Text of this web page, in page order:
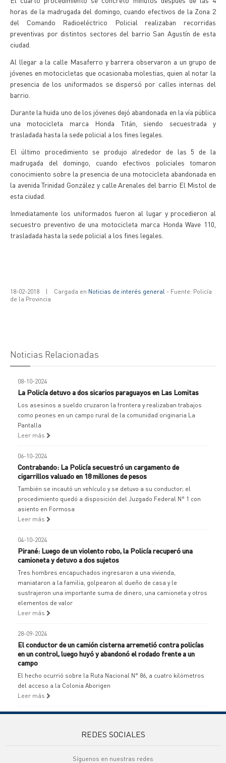
horas de la madrugada del domingo, cuando efectivos de la Zona 2
del Comando Radioeléctrico Policial realizaban recorridas
preventivas por distintos sectores del barrio San Agustín de esta
ciudad.
Al llegar a la calle Masaferro y barrera observaron a un grupo de
jóvenes en motocicletas que ocasionaba molestias, quien al notar la
presencia de los uniformados se dispersó por calles internas del
barrio.
Durante la huida uno de los jóvenes dejó abandonada en la vía pública
una motocicleta marca Honda Titán, siendo secuestrada y
trasladada hasta la sede policial a los fines legales.
El último procedimiento se produjo alrededor de las 5 de la
madrugada del domingo, cuando efectivos policiales tomaron
conocimiento sobre la presencia de una motocicleta abandonada en
la avenida Trinidad González y calle Arenales del barrio El Mistol de
esta ciudad.
Inmediatamente los uniformados fueron al lugar y procedieron al
secuestro preventivo de una motocicleta marca Honda Wave 110,
trasladada hasta la sede policial a los fines legales.
18-02-2018 | Cargada en Noticias de interés general - Fuente: Policía
de la Provincia
Noticias Relacionadas
08-10-2024
La Policía detuvo a dos sicarios paraguayos en Las Lomitas
Los asesinos a sueldo cruzaron la frontera y realizaban trabajos
como peones en un campo rural de la comunidad originaria La
Pantalla
Leer más
06-10-2024
Contrabando: La Policía secuestró un cargamento de
cigarrillos valuado en 18 millones de pesos
También se incautó un vehículo y se detuvo a su conductor; el
procedimiento quedó a disposición del Juzgado Federal N° 1 con
asiento en Formosa
Leer más
04-10-2024
Pirané: Luego de un violento robo, la Policía recuperó una
camioneta y detuvo a dos sujetos
Tres hombres encapuchados ingresaron a una vivienda,
maniataron a la familia, golpearon al dueño de casa y le
sustrajeron una importante suma de dinero, una camioneta y otros
elementos de valor
Leer más
28-09-2024
El conductor de un camión cisterna arremetió contra policías
en un control, luego huyó y abandonó el rodado frente a un
campo
El hecho ocurrió sobre la Ruta Nacional N° 86, a cuatro kilómetros
del acceso a la Colonia Aborigen
Leer más
REDES SOCIALES
Síguenos en nuestras redes